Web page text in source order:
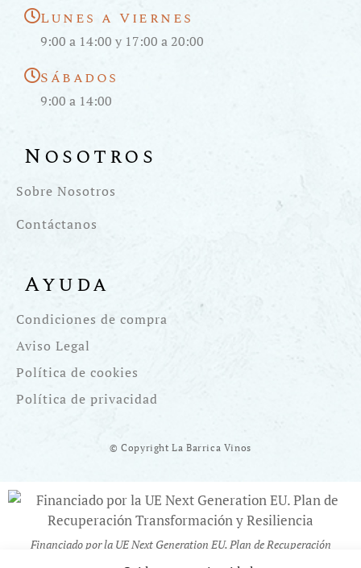
Lunes a Viernes
9:00 a 14:00 y 17:00 a 20:00
Sábados
9:00 a 14:00
Nosotros
Sobre Nosotros
Contáctanos
Ayuda
Condiciones de compra
Aviso Legal
Política de cookies
Política de privacidad
© Copyright La Barrica Vinos
Financiado por la UE Next Generation EU. Plan de Recuperación
Transformación y Resiliencia